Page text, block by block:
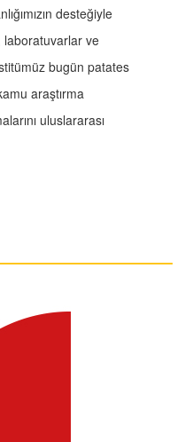
desteğiyle
ve
bugün patates
araştırma
uluslararası